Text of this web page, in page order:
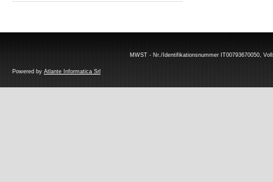
MWST - Nr./Identifikationsnummer IT00793670050,
Powered by Atlante Informatica Srl